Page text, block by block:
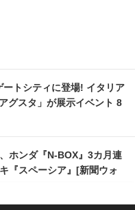
ートシティに登場! イタリア
グスタ」が展示イベント 8
ホンダ『N-BOX』3カ月連
『スペーシア』[新聞ウォ